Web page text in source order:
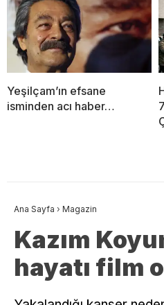
Yeşilçam’ın efsane
isminden acı haber…
Ana Sayfa › Magazin
Kazım
hayatı film